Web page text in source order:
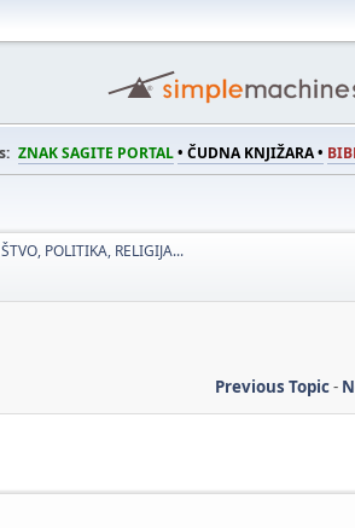
ZNAK SAGITE PORTAL• ČUDNA KNJIŽARA •
POLITIKA, RELIGIJA...
Previous Topic-